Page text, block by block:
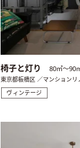
椅子と灯り 80㎡〜90
東京都板橋区 ／マンションリ
ヴィンテージ